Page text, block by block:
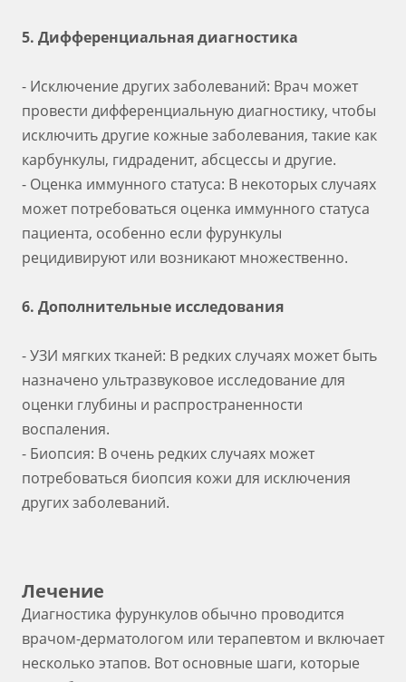
5. Дифференциальная диагностика
- Исключение других заболеваний: Врач может
провести дифференциальную диагностику, чтобы
исключить другие кожные заболевания, такие как
карбункулы, гидраденит, абсцессы и другие.
- Оценка иммунного статуса: В некоторых случаях
может потребоваться оценка иммунного статуса
пациента, особенно если фурункулы
рецидивируют или возникают множественно.
6. Дополнительные исследования
- УЗИ мягких тканей: В редких случаях может быть
назначено ультразвуковое исследование для
оценки глубины и распространенности
воспаления.
- Биопсия: В очень редких случаях может
потребоваться биопсия кожи для исключения
других заболеваний.
Лечение
Диагностика фурункулов обычно проводится
врачом-дерматологом или терапевтом и включает
несколько этапов. Вот основные шаги, которые